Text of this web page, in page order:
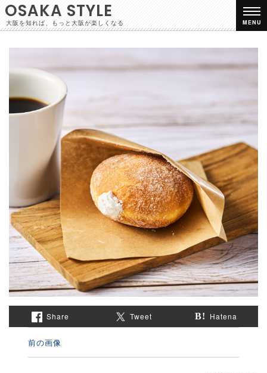
OSAKA STYLE
大阪を知れば、もっと大阪が楽しくなる MENU
Share Tweet Hatena
前の画像